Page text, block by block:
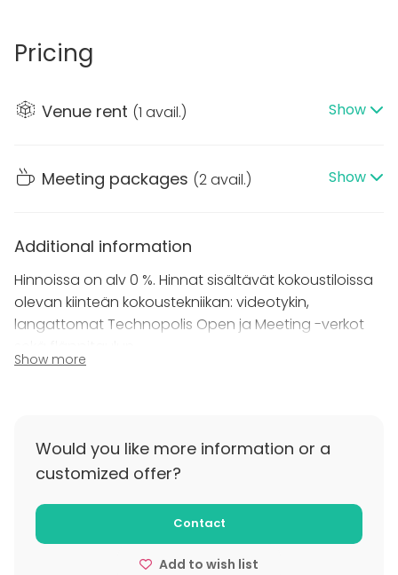
https://technopolis.visualizer360.com/aviapolis#565
Heklassa on mahdollisuus järjestää lähes 50 henkilön
Tilasta löytyy perusvarustuksena fläppitaulu,
Technopoliksella vastuullisuus on huomioitu
kaikessa kierrätyksestä ja catering-palveluista
älykkääseen lämmitykseen ja valaistukseen. Kysy
lisää!
Pricing
Venue rent (1 avail.) Show
Meeting packages (2 avail.) Show
Additional information
Hinnoissa on alv 0 %. Hinnat sisältävät kokoustiloissa
olevan kiinteän kokoustekniikan: videotykin,
langattomat Technopolis Open ja Meeting -verkot
Varaus on peruttavissa ilman kuluja 14 työpäivää
ennen tilaisuutta. Mikäli varaus perutaan 48 h
% varauksen kokonaisarvosta.
Show more
Would you like more information or a
customized offer?
Contact
Add to wish list